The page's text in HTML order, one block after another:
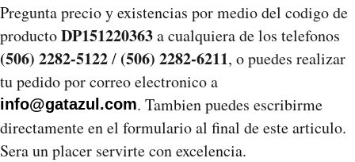
Pregunta precio y existencias por medio del codigo de
productoDP151220363a cualquiera de los telefonos
(506) 2282-5122/ (506) 2282-6211, o puedes realizar
tu pedido por correo electronico a
info@gatazul.com. Tambien puedes escribirme
directamente en el formulario al final de este articulo.
Sera un placer servirte con excelencia.